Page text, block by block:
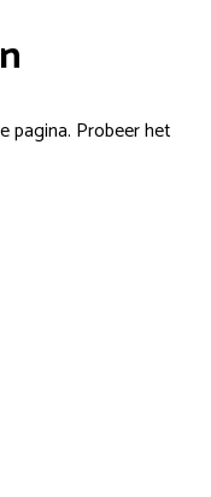
pagina. Probeer het